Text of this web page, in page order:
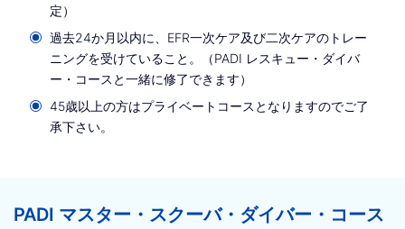
定）
過去24か月以内に、EFR一次ケア及び二次ケアのトレー
ニングを受けていること。（PADI レスキュー・ダイバ
ー・コースと一緒に修了できます）
45歳以上の方はプライベートコースとなりますのでご了
承下さい。
PADI マスター・スクーバ・ダイバー・コース